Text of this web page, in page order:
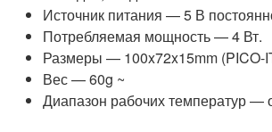
Источник питания — 5 В
Потребляемая мощность — 4 Вт.
Размеры — 100x72x15mm (PICO-
Вес — 60g ~
Диапазон рабочих температур —